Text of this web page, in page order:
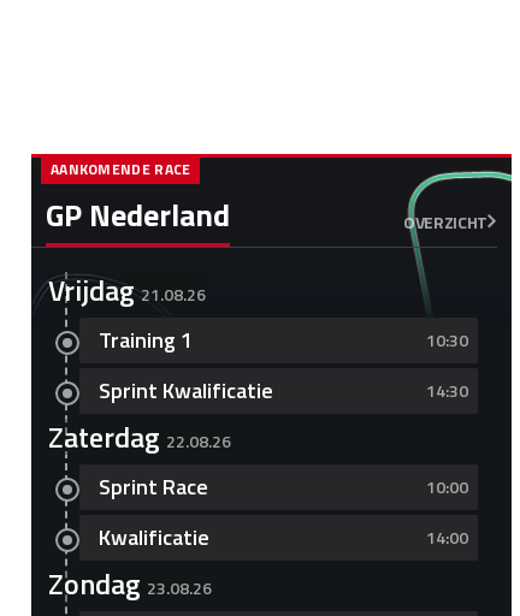
GP Nederland OVERZICHT
AANKOMENDE RACE
Vrijdag 21.08.26
Training 1 10:30
Sprint Kwalificatie 14:30
Zaterdag 22.08.26
Sprint Race 10:00
Kwalificatie 14:00
Zondag 23.08.26